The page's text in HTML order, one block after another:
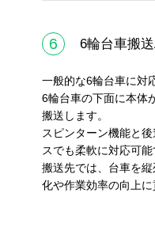
6 6輪台車搬
一般的な6輪台車に対
6輪台車の下面に本体
搬送します。
スピンターン機能と
スでも柔軟に対応可能
搬送先では、台車を
化や作業効率の向上に